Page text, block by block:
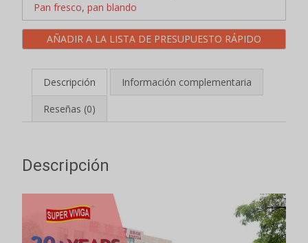
Pan fresco, pan blando
AÑADIR A LA LISTA DE PRESUPUESTO RÁPIDO
Descripción Información complementaria
Reseñas (0)
Descripción